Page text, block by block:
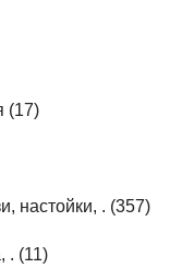
(17)
настойки, . (357)
. (11)